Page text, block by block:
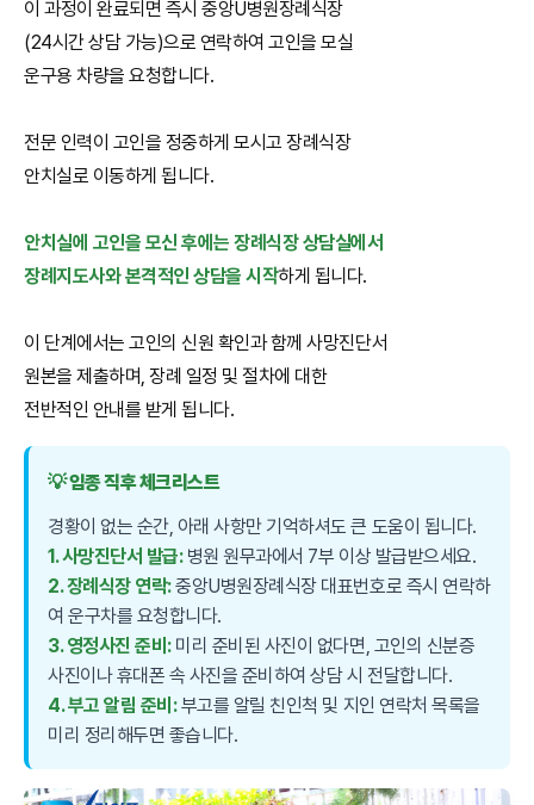
이 과정이 완료되면 즉시 중앙U병원장례식장
(24시간 상담 가능)으로 연락하여 고인을 모실
운구용 차량을 요청합니다.
전문 인력이 고인을 정중하게 모시고 장례식장
안치실로 이동하게 됩니다.
안치실에 고인을 모신 후에는 장례식장 상담실에서
장례지도사와 본격적인 상담을 시작하게 됩니다.
이 단계에서는 고인의 신원 확인과 함께 사망진단서
원본을 제출하며, 장례 일정 및 절차에 대한
전반적인 안내를 받게 됩니다.
💡 임종 직후 체크리스트
경황이 없는 순간, 아래 사항만 기억하셔도 큰 도움이 됩니다.
1. 사망진단서 발급:병원 원무과에서 7부 이상 발급받으세요.
2. 장례식장 연락:중앙U병원장례식장 대표번호로 즉시 연락하
여 운구차를 요청합니다.
3. 영정사진 준비:미리 준비된 사진이 없다면, 고인의 신분증
사진이나 휴대폰 속 사진을 준비하여 상담 시 전달합니다.
4. 부고 알림 준비:부고를 알릴 친인척 및 지인 연락처 목록을
미리 정리해두면 좋습니다.